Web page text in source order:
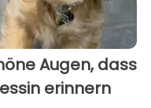
Augen, dass
erinnern